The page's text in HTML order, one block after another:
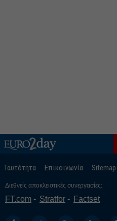
Ταυτότητα Επικοινωνία Sitemap
Διεθνείς αποκλειστικές συνεργασίες:
FT.com Stratfor Factset